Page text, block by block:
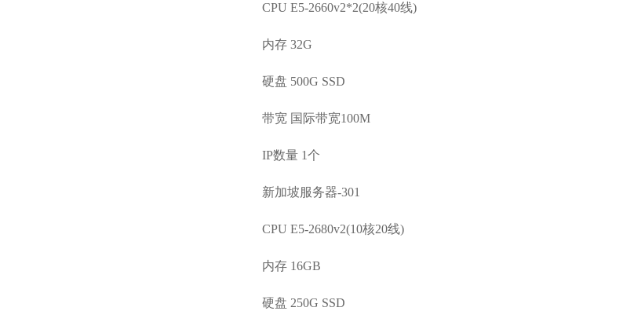
CPU E5-2660v2*2(20核40线)
内存 32G
硬盘 500G SSD
带宽 国际带宽100M
IP数量 1个
新加坡服务器-301
CPU E5-2680v2(10核20线)
内存 16GB
硬盘 250G SSD